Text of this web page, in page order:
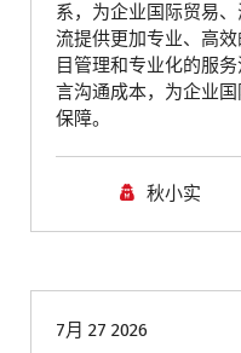
系，为企业国际贸易
流提供更加专业、高
目管理和专业化的服
言沟通成本，为企业
保障。
秋小实
7月 27 2026